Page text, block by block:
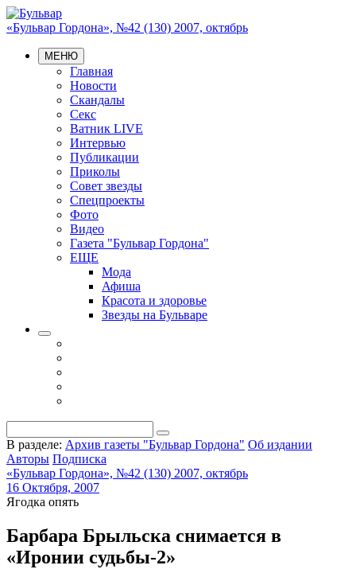
«Бульвар Гордона», №42 (130) 2007, октябрь
МЕНЮ
Главная
Новости
Скандалы
Секс
Ватник LIVE
Интервью
Публикации
Приколы
Совет звезды
Спецпроекты
Фото
Видео
Газета "Бульвар Гордона"
ЕЩЕ
Мода
Афиша
Красота и здоровье
Звезды на Бульваре
В разделе: Архив газеты "Бульвар Гордона" Об издании
Авторы Подписка
«Бульвар Гордона», №42 (130) 2007, октябрь
16 Октября, 2007
Ягодка опять
Барбара Брыльска снимается в
«Иронии судьбы-2»